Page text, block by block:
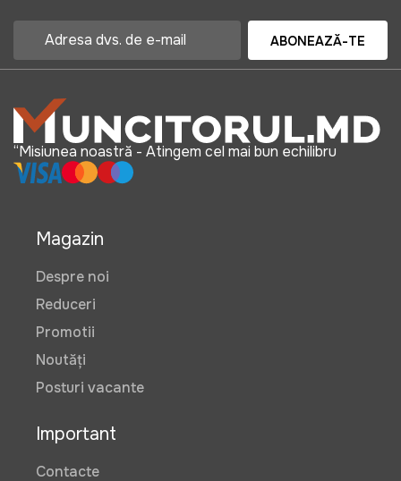
ABONEAZĂ-TE
“Misiunea noastră - Atingem cel mai bun echilibru
Magazin
Despre noi
Reduceri
Promotii
Noutăți
Posturi vacante
Important
Contacte